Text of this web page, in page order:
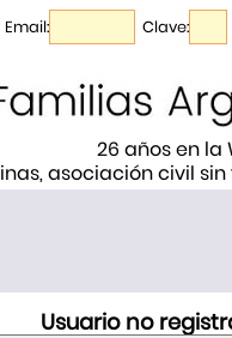
Email: Clave:
26 años en la
asociación civil
Usuario no